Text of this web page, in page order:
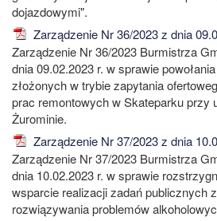
dojazdowymi".
Zarządzenie Nr 36/2023 z dnia
Zarządzenie Nr 36/2023 Burmistrza
dnia 09.02.2023 r. w sprawie
złożonych w trybie zapytania
prac remontowych w Skateparku przy
Żurominie.
Zarządzenie Nr 37/2023 z dnia
Zarządzenie Nr 37/2023 Burmistrza
dnia 10.02.2023 r. w sprawie
wsparcie realizacji zadań publicznych
rozwiązywania problemów